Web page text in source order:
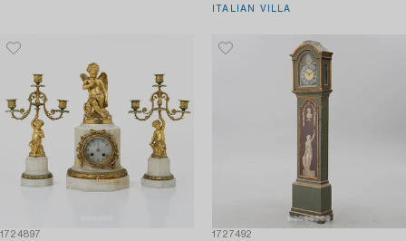
ITALIAN VILLA
1724897 1727492